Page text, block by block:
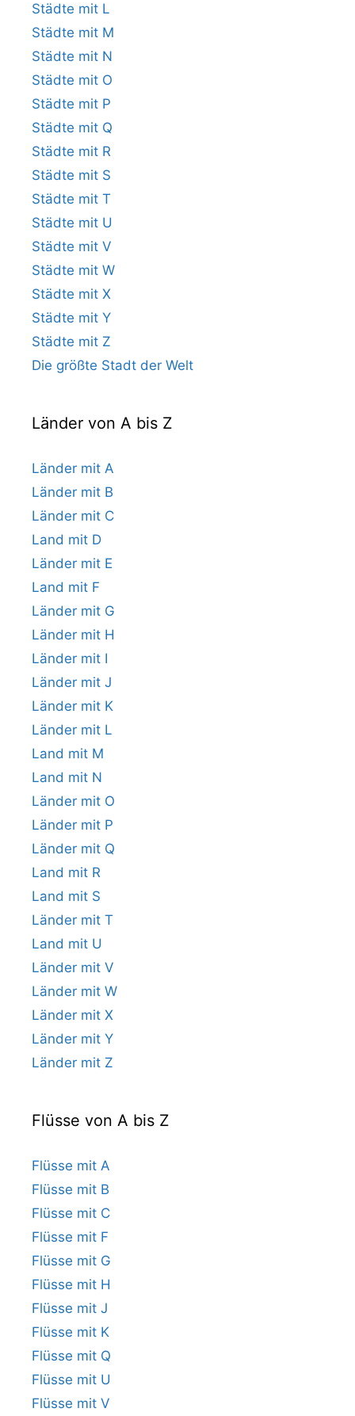
Städte mit L
Städte mit M
Städte mit N
Städte mit O
Städte mit P
Städte mit Q
Städte mit R
Städte mit S
Städte mit T
Städte mit U
Städte mit V
Städte mit W
Städte mit X
Städte mit Y
Städte mit Z
Die größte Stadt der Welt
Länder von A bis Z
Länder mit A
Länder mit B
Länder mit C
Land mit D
Länder mit E
Land mit F
Länder mit G
Länder mit H
Länder mit I
Länder mit J
Länder mit K
Länder mit L
Land mit M
Land mit N
Länder mit O
Länder mit P
Länder mit Q
Land mit R
Land mit S
Länder mit T
Land mit U
Länder mit V
Länder mit W
Länder mit X
Länder mit Y
Länder mit Z
Flüsse von A bis Z
Flüsse mit A
Flüsse mit B
Flüsse mit C
Flüsse mit F
Flüsse mit G
Flüsse mit H
Flüsse mit J
Flüsse mit K
Flüsse mit Q
Flüsse mit U
Flüsse mit V